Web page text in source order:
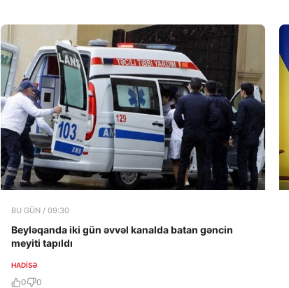
BU GÜN / 09:30
Beyləqanda iki gün əvvəl kanalda batan gəncin
meyiti tapıldı
HADISƏ
0 0